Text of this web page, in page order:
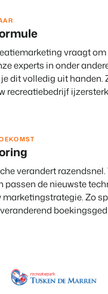
mogelijkheden van het
van Booking Experts
van Booking Experts
Booking Experts kennen
tot
vraagt
experts in onder
dit volledig uit handen.
recreatiebedrijf
verandert
passen de nieuwste
Zo